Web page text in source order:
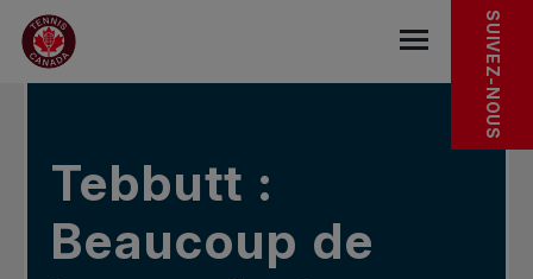
Sauter au menu principal
Sauter au contenu principal
Sauter au pied de page
DANS LES NOUVELLES SUIVEZ-NOUS
Tebbutt :
Beaucoup de